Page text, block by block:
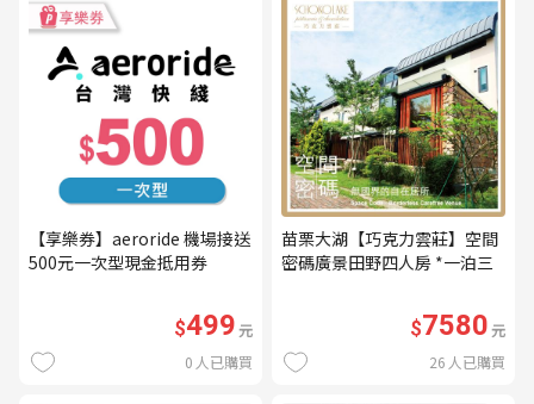
【享樂券】aeroride 機場接送
500元一次型現金抵用券
$499元
0 人已購買
苗栗大湖【巧克力雲莊】空間
密碼廣景田野四人房 *一泊三
$7580元
26 人已購買